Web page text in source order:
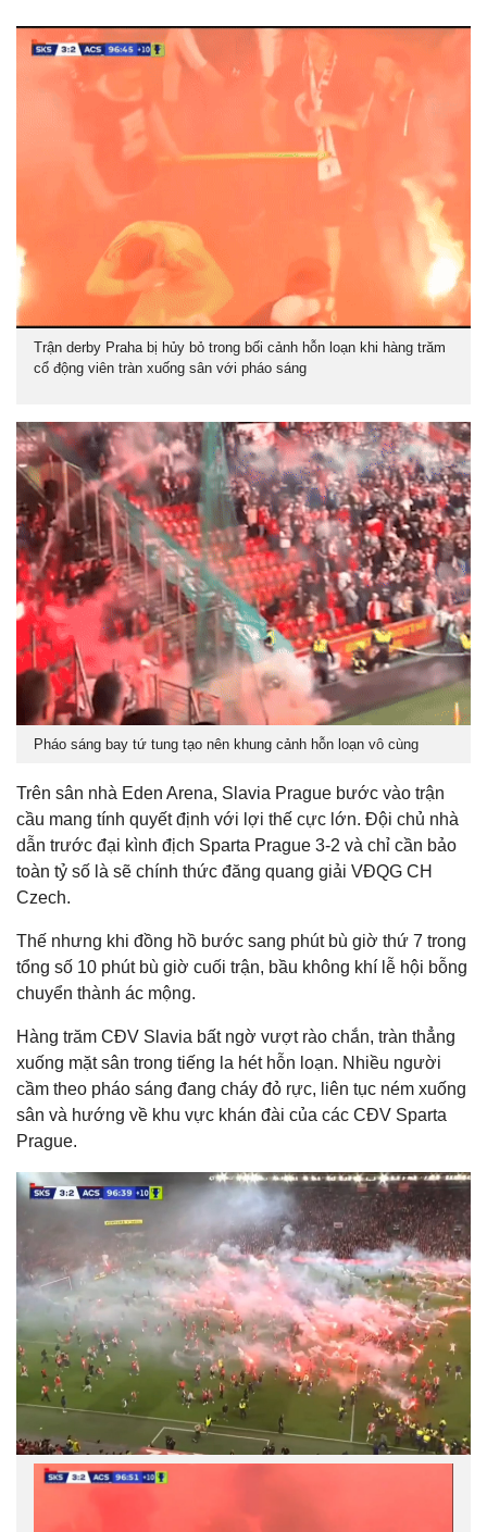
Trận derby Praha bị hủy bỏ trong bối cảnh hỗn loạn khi hàng trăm
cổ động viên tràn xuống sân với pháo sáng
Pháo sáng bay tứ tung tạo nên khung cảnh hỗn loạn vô cùng
Trên sân nhà Eden Arena, Slavia Prague bước vào trận
cầu mang tính quyết định với lợi thế cực lớn. Đội chủ nhà
dẫn trước đại kình địch Sparta Prague 3-2 và chỉ cần bảo
toàn tỷ số là sẽ chính thức đăng quang giải VĐQG CH
Czech.
Thế nhưng khi đồng hồ bước sang phút bù giờ thứ 7 trong
tổng số 10 phút bù giờ cuối trận, bầu không khí lễ hội bỗng
chuyển thành ác mộng.
Hàng trăm CĐV Slavia bất ngờ vượt rào chắn, tràn thẳng
xuống mặt sân trong tiếng la hét hỗn loạn. Nhiều người
cầm theo pháo sáng đang cháy đỏ rực, liên tục ném xuống
sân và hướng về khu vực khán đài của các CĐV Sparta
Prague.